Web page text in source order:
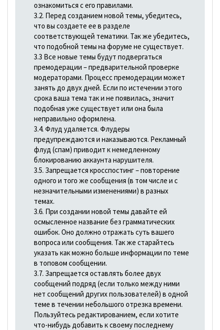
ознакомиться с его правилами.
3.2. Перед созданием новой темы, убедитесь,
что вы создаете ее в разделе
соответствующей тематики. Так же убедитесь,
что подобной темы на форуме не существует.
3.3 Все новые темы будут подвергаться
премодерации – предварительной проверке
модераторами. Процесс премодерации может
занять до двух дней. Если по истечении этого
срока ваша тема так и не появилась, значит
подобная уже существует или она была
неправильно оформлена.
3.4. Флуд удаляется. Флудеры
предупреждаются и наказываются. Рекламный
флуд (спам) приводит к немедленному
блокированию аккаунта нарушителя.
3.5. Запрещается кросспостинг – повторение
одного и того же сообщения (в том числе и с
незначительными изменениями) в разных
темах.
3.6. При создании новой темы давайте ей
осмысленное название без грамматических
ошибок. Оно должно отражать суть вашего
вопроса или сообщения. Так же старайтесь
указать как можно больше информации по теме
в топовом сообщении.
3.7. Запрещается оставлять более двух
сообщений подряд (если только между ними
нет сообщений других пользователей) в одной
теме в течении небольшого отрезка времени.
Пользуйтесь редактированием, если хотите
что-нибудь добавить к своему последнему